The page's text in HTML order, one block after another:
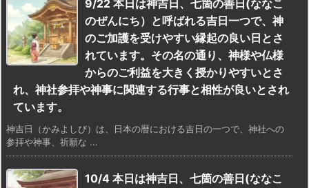
9/22 本日は神吉日、七箇の善日(ななこ
のぜんにち）と呼ばれる吉日一つで、神
のご加護を受けやすい縁起の良い日とさ
れています。その名の通り、神様や仏様
からのご利益を大きく授かりやすいとさ
れ、神社参拝や神事に関連する行事と相性が良いとされ
ています。
神吉日（かみよしび）は、日本の暦における吉日の一つで、神社への
参拝や神事、祈願な ...
10/4 本日は神吉日、七箇の善日(ななこ